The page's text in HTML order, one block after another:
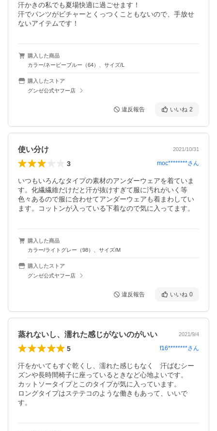
汗かきの私でも夏場快適に過ごせます！
汗でパンツがビチャーとくっつくこともないので、手放せ
ないアイテムです！
購入した商品
カラー/ネービーブルー（64）、サイズ/L
購入したストア
グンゼ公式ヤフー店
違反報告 いいね 2
使い分け 2021/10/31
3 moc********さん
いつもいろんなタイプの素材のアンダーウェアを着ていま
す。化繊繊維だけだと汗が抜けすぎて服に汚れがいく等
色々あるので服に合わせてアンダーウェアも着まわしてい
ます。コットンが入っている下着なので気に入ってます。
購入した商品
カラー/ライトグレー（98）、サイズ/M
購入したストア
グンゼ公式ヤフー店
違反報告 いいね 0
蒸れないし、濡れた感じがないのがいい 2021/9/4
5 f16********さん
汗をかいてもすぐ乾くし、濡れた感じもなく　汗ばむシー
ズンや長時間椅子に座っているときなど心地よいです。
カットソータイプとこのタイプが気に入っています。
ロングタイプはステテコのような働きもあって、いいで
す。